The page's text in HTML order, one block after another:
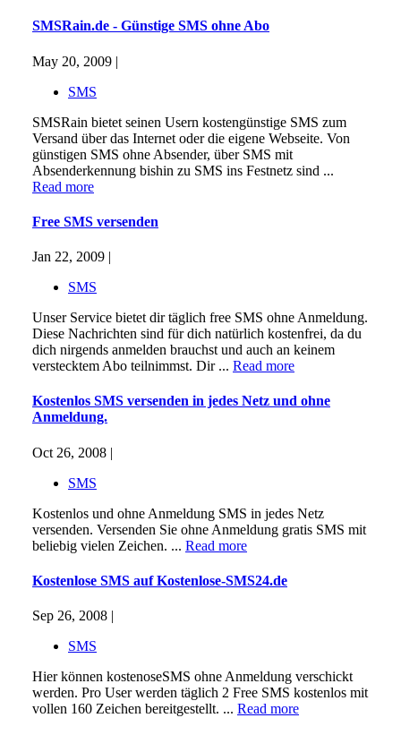
SMSRain.de - Günstige SMS ohne Abo
May 20, 2009 |
SMS
SMSRain bietet seinen Usern kostengünstige SMS zum
Versand über das Internet oder die eigene Webseite. Von
günstigen SMS ohne Absender, über SMS mit
Absenderkennung bishin zu SMS ins Festnetz sind ...
Read more
Free SMS versenden
Jan 22, 2009 |
SMS
Unser Service bietet dir täglich free SMS ohne Anmeldung.
Diese Nachrichten sind für dich natürlich kostenfrei, da du
dich nirgends anmelden brauchst und auch an keinem
verstecktem Abo teilnimmst. Dir ... Read more
Kostenlos SMS versenden in jedes Netz und ohne
Anmeldung.
Oct 26, 2008 |
SMS
Kostenlos und ohne Anmeldung SMS in jedes Netz
versenden. Versenden Sie ohne Anmeldung gratis SMS mit
beliebig vielen Zeichen. ... Read more
Kostenlose SMS auf Kostenlose-SMS24.de
Sep 26, 2008 |
SMS
Hier können kostenoseSMS ohne Anmeldung verschickt
werden. Pro User werden täglich 2 Free SMS kostenlos mit
vollen 160 Zeichen bereitgestellt. ... Read more